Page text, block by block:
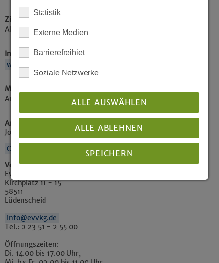
Zielgruppe
Alle Zielgruppen
Internetadresse (eigene Infos im Internet)
www.altstadtorgel-luedenscheid.com
Mitwirkende:
Anprechpartner: Hans-Christian Semmler
Ansprechpartner
Jonathan und Tom Scott
Ort auf Karte anzeigen
Veranstalter / veröffentlicht von
Ev. Versöhnungs-Kirchengemeinde Lüdenscheid
Kirchplatz 11 - 15
58511
Lüdenscheid
info@evvkg.de
Tel.: 0 23 51 - 2 55 00
Öffnungszeiten:
Di. 14.00 bis 17.00 Uhr,
Statistik
Externe Medien
Barrierefreihiet
Soziale Netzwerke
ALLE AUSWÄHLEN
ALLE ABLEHNEN
SPEICHERN